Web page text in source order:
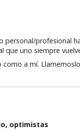
personal/profesional
que uno siempre
a mí.
optimistas